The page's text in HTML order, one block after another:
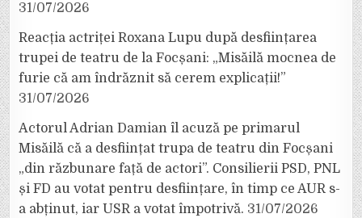
31/07/2026
Reacția actriței Roxana Lupu după desființarea
trupei de teatru de la Focșani: „Misăilă mocnea de
furie că am îndrăznit să cerem explicații!”
31/07/2026
Actorul Adrian Damian îl acuză pe primarul
Misăilă că a desființat trupa de teatru din Focșani
„din răzbunare față de actori”. Consilierii PSD, PNL
și FD au votat pentru desființare, în timp ce AUR s-
a abținut, iar USR a votat împotrivă. 31/07/2026